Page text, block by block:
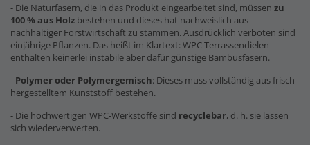
- Die Naturfasern, die in das Produkt eingearbeitet sind, müssen zu
100 % aus Holz bestehen und dieses hat nachweislich aus
nachhaltiger Forstwirtschaft zu stammen. Ausdrücklich verboten sind
einjährige Pflanzen. Das heißt im Klartext: WPC Terrassendielen
enthalten keinerlei instabile aber dafür günstige Bambusfasern.
- Polymer oder Polymergemisch: Dieses muss vollständig aus frisch
hergestelltem Kunststoff bestehen.
- Die hochwertigen WPC-Werkstoffe sind recyclebar, d. h. sie lassen
sich wiederverwerten.